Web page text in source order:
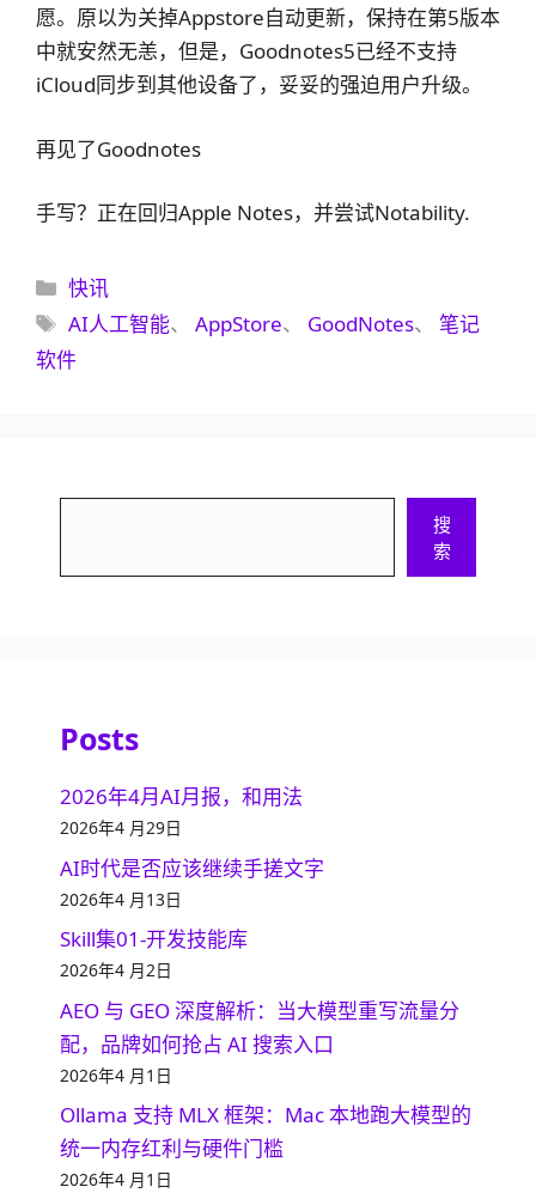
愿。原以为关掉Appstore自动更新，保持在第5版本
中就安然无恙，但是，Goodnotes5已经不支持
iCloud同步到其他设备了，妥妥的强迫用户升级。
再见了Goodnotes
手写？正在回归Apple Notes，并尝试Notability.
分
类
快讯
标
签
AI人工智能、AppStore、 GoodNotes、笔记
软件
搜
索
Posts
2026年4月AI月报，和用法
2026年4 月29日
AI时代是否应该继续手搓文字
2026年4 月13日
Skill集01-开发技能库
2026年4 月2日
AEO 与 GEO 深度解析：当大模型重写流量分
配，品牌如何抢占 AI 搜索入口
2026年4 月1日
Ollama 支持 MLX 框架：Mac 本地跑大模型的
统一内存红利与硬件门槛
2026年4 月1日